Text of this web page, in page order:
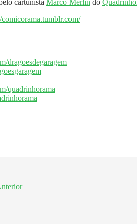
cartunista Marco Merlin do
dragoesdegaragem
quadrinhorama